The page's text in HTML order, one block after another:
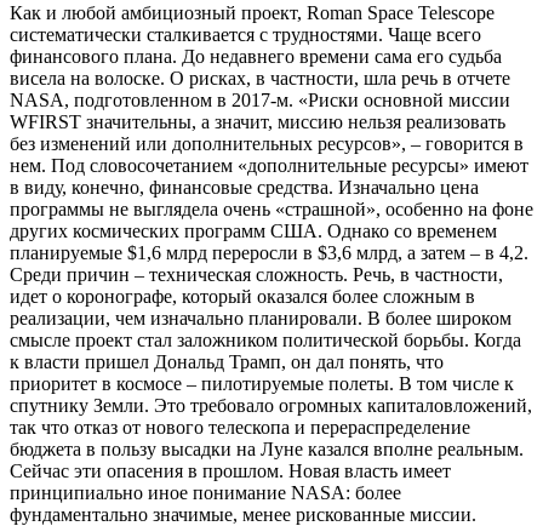
Как и любой амбициозный проект, Roman Space Telescope
систематически сталкивается с трудностями. Чаще всего
финансового плана. До недавнего времени сама его судьба
висела на волоске. О рисках, в частности, шла речь в отчете
NASA, подготовленном в 2017-м. «Риски основной миссии
WFIRST значительны, а значит, миссию нельзя реализовать
без изменений или дополнительных ресурсов», – говорится в
нем. Под словосочетанием «дополнительные ресурсы» имеют
в виду, конечно, финансовые средства. Изначально цена
программы не выглядела очень «страшной», особенно на фоне
других космических программ США. Однако со временем
планируемые $1,6 млрд переросли в $3,6 млрд, а затем – в 4,2.
Среди причин – техническая сложность. Речь, в частности,
идет о коронографе, который оказался более сложным в
реализации, чем изначально планировали. В более широком
смысле проект стал заложником политической борьбы. Когда
к власти пришел Дональд Трамп, он дал понять, что
приоритет в космосе – пилотируемые полеты. В том числе к
спутнику Земли. Это требовало огромных капиталовложений,
так что отказ от нового телескопа и перераспределение
бюджета в пользу высадки на Луне казался вполне реальным.
Сейчас эти опасения в прошлом. Новая власть имеет
принципиально иное понимание NASA: более
фундаментально значимые, менее рискованные миссии.